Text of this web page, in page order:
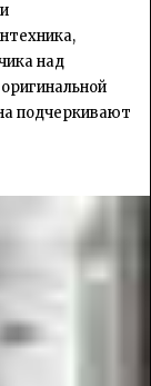
над
подчеркивают